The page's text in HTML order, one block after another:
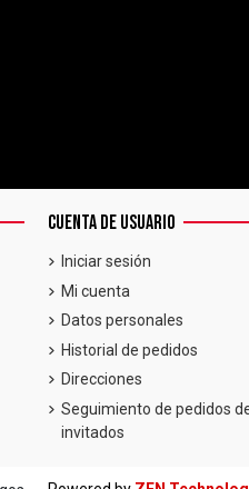
CUENTA DE USUARIO
Iniciar sesión
Mi cuenta
Datos personales
Historial de pedidos
Direcciones
Seguimiento de pedidos
invitados